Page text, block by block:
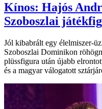
Kínos: Hajós
Szoboszlai
Jól kibabrált egy élelmiszer-
Szoboszlai Dominikon
plüssfigura után újabb
és a magyar válogatott